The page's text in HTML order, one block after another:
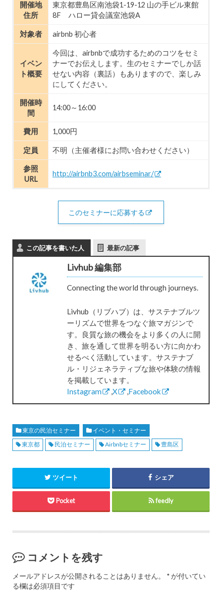
開催地
住所
東京都豊島区南池袋1-19-12 山の手ビル東館
8F ハロー貸会議室池袋A
対象者 airbnb 初心者
イベン
ト概要
今回は、airbnbで成功するためのコツをセミ
ナーでお伝えします。生のセミナーでしか話
せない内容（裏話）もありますので、楽しみ
にしてください。
開催時
間
14:00～16:00
費用 1,000円
定員 不明（主催者様にお問い合わせください）
参照
URL
http://airbnb3.com/airbseminar/
このセミナーに応募する
この記事を書いた人 最新の記事
Livhub 編集部
Connecting the world through journeys.
Livhub（リブハブ）は、サステナブルツ
ーリズムで世界をつなぐ旅マガジンで
す。良質な旅の機会をより多くの人に開
き、旅を通して世界を明るい方に向かわ
せるべく活動しています。サステナブ
ル・リジェネラティブな旅や体験の情報
を掲載しています。
Instagram
X Facebook
東京の民泊セミナー
イベント・セミナー
東京都
民泊セミナー Airbnbセミナー 豊島区
ツイート シェア
Pocket feedly
コメントを残す
メールアドレスが公開されることはありません。 *が付いてい
る欄は必須項目です